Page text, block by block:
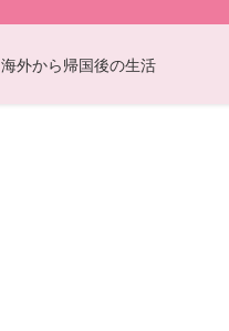
海外から帰国後の生活